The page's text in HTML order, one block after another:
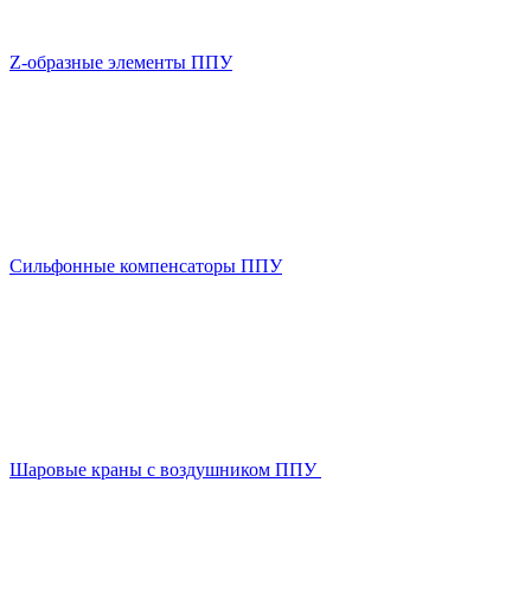
Z-образные элементы ППУ
Сильфонные компенсаторы ППУ
Шаровые краны с воздушником ППУ